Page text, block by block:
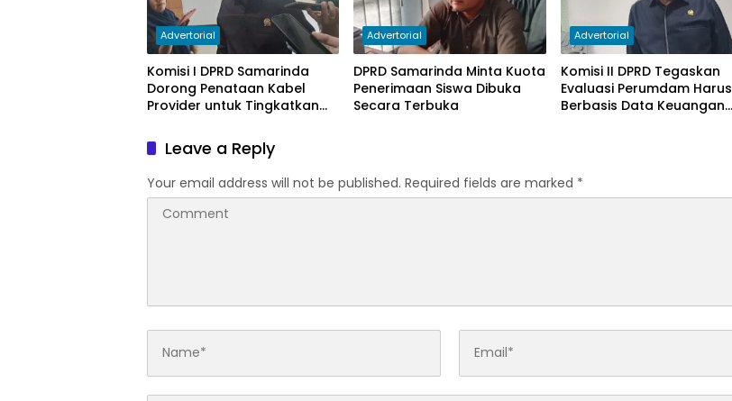
Advertorial
Komisi I DPRD Samarinda
Dorong Penataan Kabel
Provider untuk Tingkatkan
Advertorial
DPRD Samarinda Minta Kuota
Penerimaan Siswa Dibuka
Secara Terbuka
Advertorial
Komisi II DPRD Tegaskan
Evaluasi Perumdam Harus
Berbasis Data Keuangan
Leave a Reply
Your email address will not be published. Required fields are marked *